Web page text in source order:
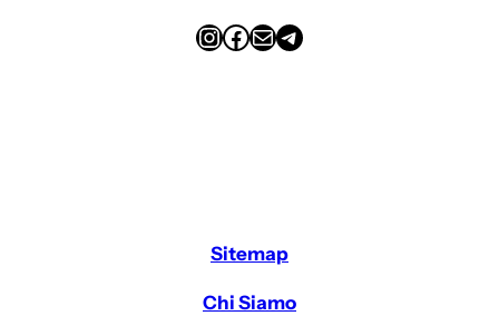
InstagramFacebook Email Telegram
Sitemap
Chi Siamo